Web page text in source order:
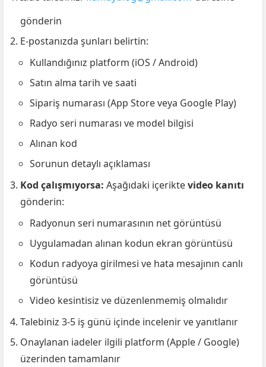
gönderin
E-postanızda şunları belirtin:
Kullandığınız platform (iOS / Android)
Satın alma tarih ve saati
Sipariş numarası (App Store veya Google Play)
Radyo seri numarası ve model bilgisi
Alınan kod
Sorunun detaylı açıklaması
Kod çalışmıyorsa: Aşağıdaki içeriktevideo kanıtı
gönderin:
Radyonun seri numarasının net görüntüsü
Uygulamadan alınan kodun ekran görüntüsü
Kodun radyoya girilmesi ve hata mesajının canlı
görüntüsü
Video kesintisiz ve düzenlenmemiş olmalıdır
Talebiniz 3-5 iş günü içinde incelenir ve yanıtlanır
Onaylanan iadeler ilgili platform (Apple / Google)
üzerinden tamamlanır